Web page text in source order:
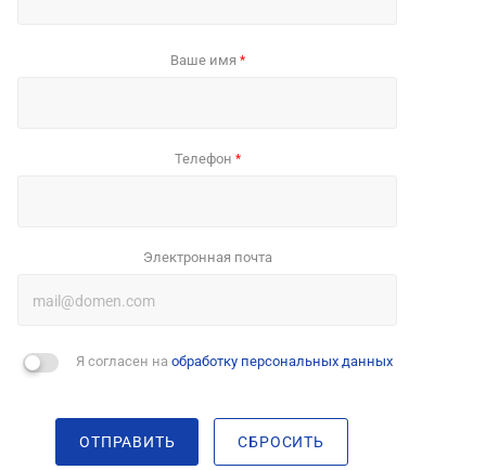
Ваше имя *
Телефон *
Электронная почта
Я согласен на обработку персональных данных
ОТПРАВИТЬ СБРОСИТЬ